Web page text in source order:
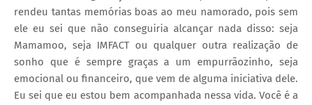
rendeu tantas memórias boas ao meu namorado, pois sem
ele eu sei que não conseguiria alcançar nada disso: seja
Mamamoo, seja IMFACT ou qualquer outra realização de
sonho que é sempre graças a um empurrãozinho, seja
emocional ou financeiro, que vem de alguma iniciativa dele.
Eu sei que eu estou bem acompanhada nessa vida. Você é a